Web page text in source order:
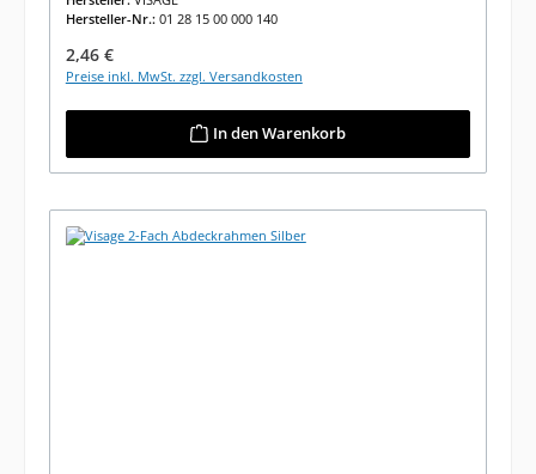
Hersteller-Nr.: 01 28 15 00 000 140
Regulärer Preis:
2,46 €
Preise inkl. MwSt. zzgl. Versandkosten
In den Warenkorb